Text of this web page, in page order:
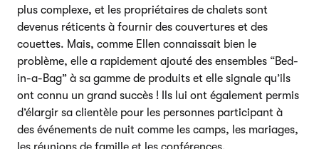
plus complexe, et les propriétaires de chalets sont
devenus réticents à fournir des couvertures et des
couettes. Mais, comme Ellen connaissait bien le
problème, elle a rapidement ajouté des ensembles “Bed-
in-a-Bag” à sa gamme de produits et elle signale qu’ils
ont connu un grand succès ! Ils lui ont également permis
d’élargir sa clientèle pour les personnes participant à
des événements de nuit comme les camps, les mariages,